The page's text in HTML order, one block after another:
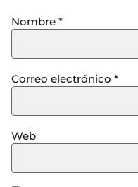
Nombre *
Correo electrónico *
Web